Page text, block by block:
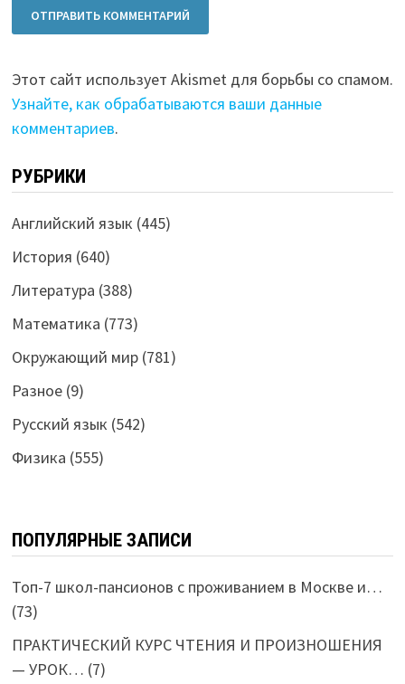
Этот сайт использует Akismet для борьбы со спамом.
Узнайте, как обрабатываются ваши данные
комментариев.
РУБРИКИ
Английский язык (445)
История (640)
Литература (388)
Математика (773)
Окружающий мир(781)
Разное(9)
Русский язык (542)
Физика (555)
ПОПУЛЯРНЫЕ ЗАПИСИ
Топ-7 школ-пансионов с проживанием в Москве и…
(73)
ПРАКТИЧЕСКИЙ КУРС ЧТЕНИЯ И ПРОИЗНОШЕНИЯ
— УРОК… (7)